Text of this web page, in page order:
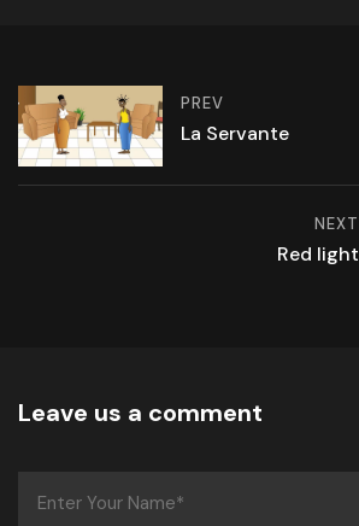
PREV
La Servante
NEXT
Red light
Leave us a comment